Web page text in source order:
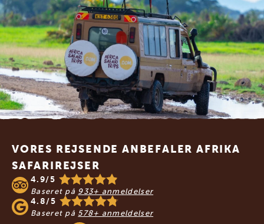
VORES REJSENDE ANBEFALER AFRIKA
SAFARIREJSER
4.9/5
Baseret på 933+ anmeldelser
4.8/5
Baseret på 578+ anmeldelser